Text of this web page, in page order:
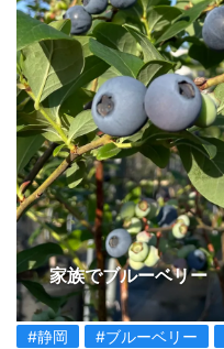
家族でブルーベリー
#静岡 #ブルーベリー